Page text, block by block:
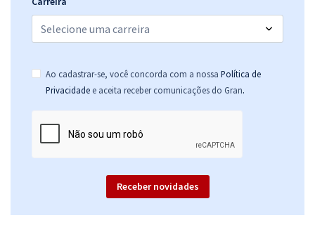
Ao cadastrar-se, você concorda com a nossa Política de
Privacidade e aceita receber comunicações do Gran.
Receber novidades